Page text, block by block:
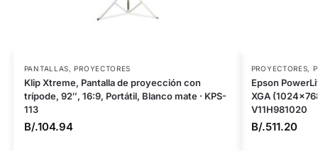
PANTALLAS,PROYECTORES
Klip Xtreme, Pantalla de proyección con
trípode, 92″, 16:9, Portátil, Blanco mate · KPS-
113
B/.104.94
PROYECTORES,
Epson
XGA
V11H981020
B/.511.20